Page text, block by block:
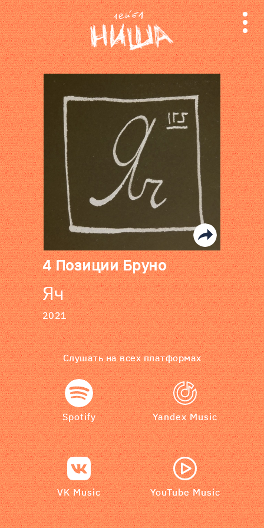
релизы
лейбл
поиск
4 Позиции Бруно
Яч
2021
Слушать на всех платформах
Spotify Yandex Music
VK Music YouTube Music